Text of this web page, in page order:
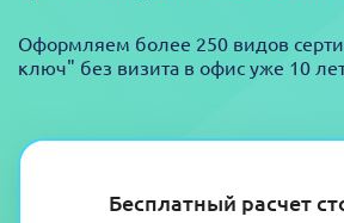
Бесплатный расчет
Оформляем более 250 видов
ключ" без визита в офис уже 10